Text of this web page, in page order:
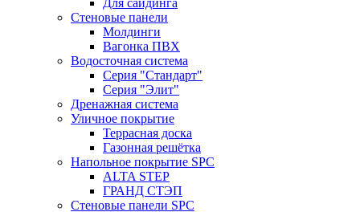
Для сайдинга
Стеновые панели
Молдинги
Вагонка ПВХ
Водосточная система
Серия "Стандарт"
Серия "Элит"
Дренажная система
Уличное покрытие
Террасная доска
Газонная решётка
Напольное покрытие SPC
ALTA STEP
ГРАНД СТЭП
Стеновые панели SPC